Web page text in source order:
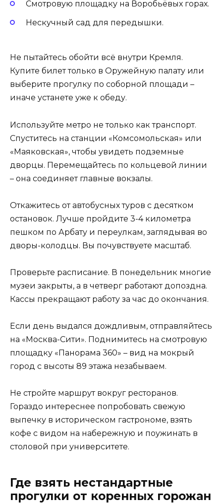
Смотровую площадку на Воробьёвых горах.
Нескучный сад для передышки.
Не пытайтесь обойти всё внутри Кремля.
Купите билет только в Оружейную палату или
выберите прогулку по соборной площади –
иначе устанете уже к обеду.
Используйте метро не только как транспорт.
Спуститесь на станции «Комсомольская» или
«Маяковская», чтобы увидеть подземные
дворцы. Перемещайтесь по кольцевой линии
– она соединяет главные вокзалы.
Откажитесь от автобусных туров с десятком
остановок. Лучше пройдите 3-4 километра
пешком по Арбату и переулкам, заглядывая во
дворы-колодцы. Вы почувствуете масштаб.
Проверьте расписание. В понедельник многие
музеи закрыты, а в четверг работают допоздна.
Кассы прекращают работу за час до окончания.
Если день выдался дождливым, отправляйтесь
на «Москва-Сити». Поднимитесь на смотровую
площадку «Панорама 360» – вид на мокрый
город с высоты 89 этажа незабываем.
Не стройте маршрут вокруг ресторанов.
Гораздо интереснее попробовать свежую
выпечку в историческом гастрономе, взять
кофе с видом на набережную и поужинать в
столовой при университете.
Где взять нестандартные
прогулки от коренных горожан